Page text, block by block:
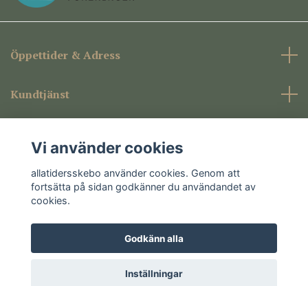
Öppettider & Adress
Kundtjänst
Sociala medier
© 2026 allatidersskebo
Vi använder cookies
allatidersskebo använder cookies. Genom att
fortsätta på sidan godkänner du användandet av
cookies.
Godkänn alla
Inställningar